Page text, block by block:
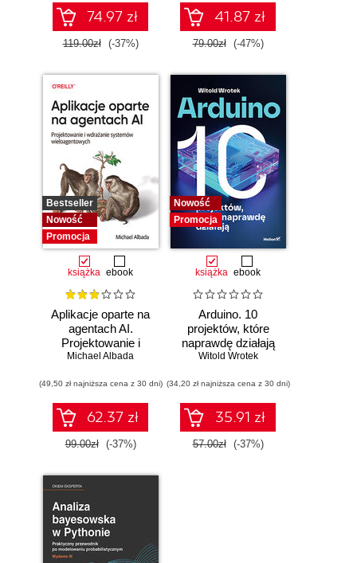
74.97 zł
119.00zł (-37%)
41.87 zł
79.00zł (-47%)
Bestseller
Nowość
Promocja
książka ebook
Aplikacje oparte na
agentach AI.
Projektowanie i
wdrażanie
wieloagentowych
Michael Albada
(49,50 zł najniższa cena z 30 dni)
62.37 zł
99.00zł (-37%)
Nowość
Promocja
książka ebook
Arduino. 10
projektów, które
naprawdę działają
Witold Wrotek
(34,20 zł najniższa cena z 30 dni)
35.91 zł
57.00zł (-37%)